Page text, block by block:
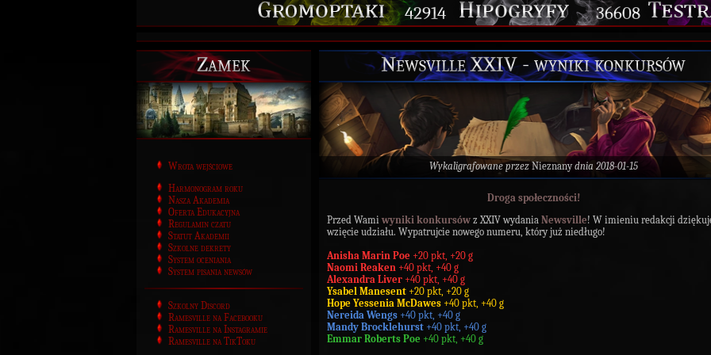
42914 36608
Zamek
Wrota wejściowe
Harmonogram roku
Nasza Akademia
Oferta Edukacyjna
Regulamin czatu
Statut Akademii
Szkolne dekrety
System oceniania
System pisania newsów
Szkolny Discord
Ramesville na Facebooku
Ramesville na Instagramie
Ramesville na TikToku
Newsville XXIV - wyniki konkursów
Wykaligrafowane przez Nieznanydnia 2018-01-15
Droga społeczności!
Przed Wami wyniki konkursów z XXIV wydania Newsville! W imieniu redakcji
wzięcie udziału. Wypatrujcie nowego numeru, który już niedługo!
Anisha Marin Poe +20 pkt, +20 g
Naomi Reaken +40 pkt, +40 g
Alexandra Liver +40 pkt, +40 g
Ysabel Manesent +20 pkt, +20 g
Hope Yessenia McDawes +40 pkt, +40 g
Nereida Wengs +40 pkt, +40 g
Mandy Brocklehurst +40 pkt, +40 g
Emmar Roberts Poe +40 pkt, +40 g